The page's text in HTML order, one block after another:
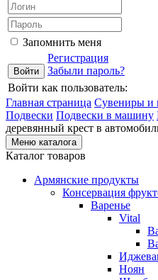
Запомнить меня
Регистрация
Забыли пароль?
Войти как пользователь:
Главная страница Сувениры и
Подвески Подвески в машину
деревянный крест в
Меню каталога
Каталог товаров
Армянские продукты
Консервация
Варенье
Vital
Ноян